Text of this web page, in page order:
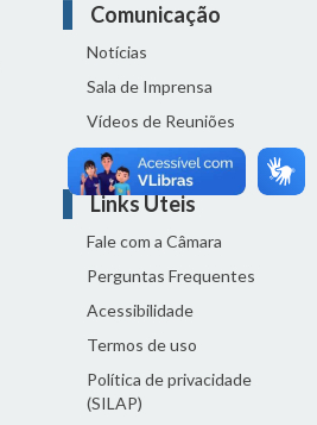
Comunicação
Notícias
Sala de Imprensa
Vídeos de Reuniões
Solenidades
Links Úteis
Fale com a Câmara
Perguntas Frequentes
Acessibilidade
Termos de uso
Política de privacidade
(SILAP)